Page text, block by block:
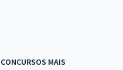
CONCURSOS MAIS